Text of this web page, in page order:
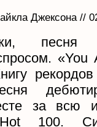
Джексона //
песня
«You
рекордов
за всю
100.